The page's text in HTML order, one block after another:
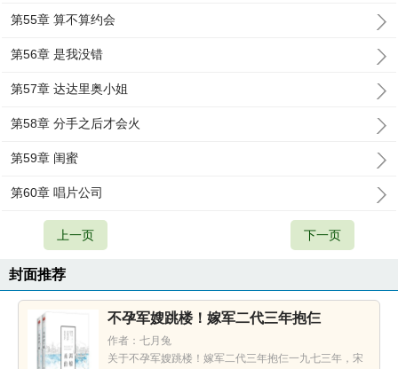
第55章 算不算约会
第56章 是我没错
第57章 达达里奥小姐
第58章 分手之后才会火
第59章 闺蜜
第60章 唱片公司
上一页 下一页
封面推荐
不孕军嫂跳楼！嫁军二代三年抱仨
作者：七月兔
关于不孕军嫂跳楼！嫁军二代三年抱仨一九七三年，宋